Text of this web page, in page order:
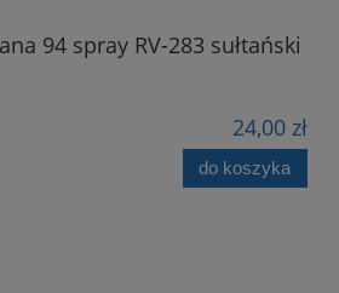
94 spray RV-283 sułtański
24,00 zł
do koszyka